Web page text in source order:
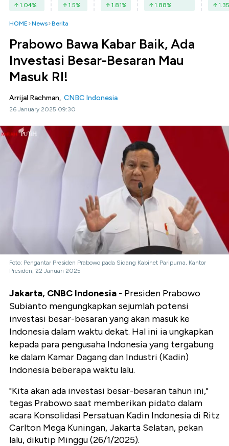
1.04% 1.5% 1.81% 1.88% 1.35
HOME News Berita
Prabowo Bawa Kabar Baik, Ada
Investasi Besar-Besaran Mau
Masuk RI!
Arrijal Rachman, CNBC Indonesia
26 January 2025 09:30
Foto: Pengantar Presiden Prabowo pada Sidang Kabinet Paripurna, Kantor
Presiden, 22 Januari 2025
Jakarta, CNBC Indonesia - Presiden Prabowo
Subianto mengungkapkan sejumlah potensi
investasi besar-besaran yang akan masuk ke
Indonesia dalam waktu dekat. Hal ini ia ungkapkan
kepada para pengusaha Indonesia yang tergabung
ke dalam Kamar Dagang dan Industri (Kadin)
Indonesia beberapa waktu lalu.
"Kita akan ada investasi besar-besaran tahun ini,"
tegas Prabowo saat memberikan pidato dalam
acara Konsolidasi Persatuan Kadin Indonesia di Ritz
Carlton Mega Kuningan, Jakarta Selatan, pekan
lalu, dikutip Minggu (26/1/2025).